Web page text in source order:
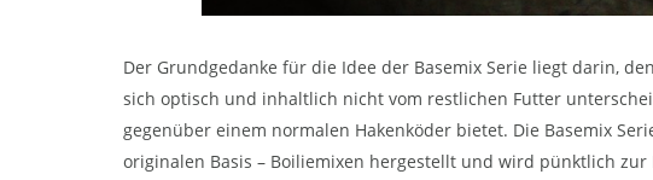
Der Grundgedanke für die Idee der Basemix Serie liegt darin,
sich optisch und inhaltlich nicht vom restlichen Futter
gegenüber einem normalen Hakenköder bietet. Die Basemix
originalen Basis – Boiliemixen hergestellt und wird pünktlich zur